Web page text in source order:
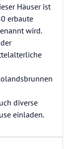
Häuser ist
erbaute
wird.
diverse
einladen.